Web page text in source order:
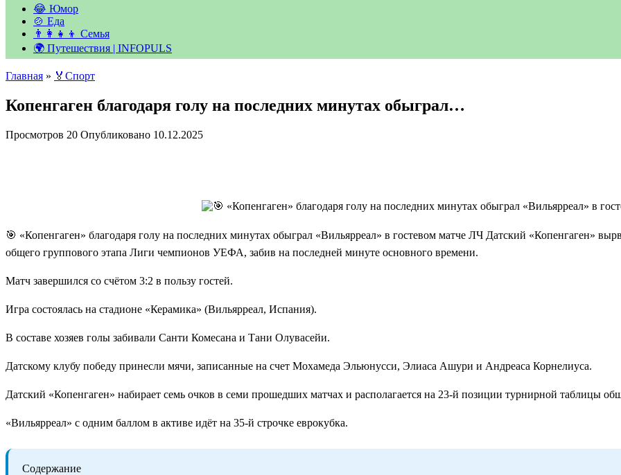
😂 Юмор
🍲 Еда
👨‍👩‍👧‍👦 Семья
🌍 Путешествия | INFOPULS
Главная » 🏅Спорт
Копенгаген благодаря голу на последних минутах обыграл…
Просмотров 20 Опубликовано 10.12.2025
🎯 «Копенгаген» благодаря голу на последних минутах обыграл «Вильярреал» в гостевом матче ЛЧ Датский «Копенгаген»
общего группового этапа Лиги чемпионов УЕФА, забив на последней минуте основного времени.
Матч завершился со счётом 3:2 в пользу гостей.
Игра состоялась на стадионе «Керамика» (Вильярреал, Испания).
В составе хозяев голы забивали Санти Комесана и Тани Олувасейи.
Датскому клубу победу принесли мячи, записанные на счет Мохамеда Эльюнусси, Элиаса Ашури и Андреаса Корнелиуса.
Датский «Копенгаген» набирает семь очков в семи прошедших матчах и располагается на 23-й позиции турнирной таблицы
«Вильярреал» с одним баллом в активе идёт на 35-й строчке еврокубка.
Содержание